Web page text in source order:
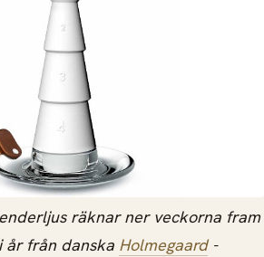
räknar ner veckorna fram
år från danska Holmegaard-